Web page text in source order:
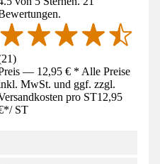
21)
— 12,95 € * Alle Preise
MwSt. und ggf. zzgl.
pro ST12,95
*/ ST